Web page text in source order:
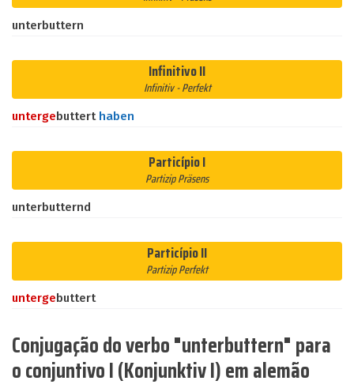
unterbuttern
Infinitivo II
Infinitiv - Perfekt
untergebuttert haben
Particípio I
Partizip Präsens
unterbutternd
Particípio II
Partizip Perfekt
untergebuttert
Conjugação do verbo "unterbuttern" para
o conjuntivo I (Konjunktiv I) em alemão